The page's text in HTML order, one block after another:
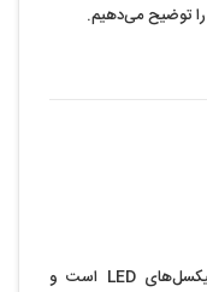
را توضیح می‌دهیم.
پیکسل پیچ (Pixel Pitch) فاصله بین پیکسل‌های LED است و